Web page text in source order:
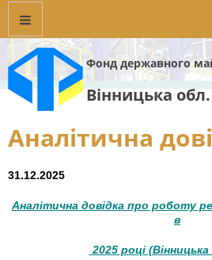
Фонд державного
Вінницька обл.
Аналітична
31.12.2025
Аналітична довідка про роботу
в
2025 році